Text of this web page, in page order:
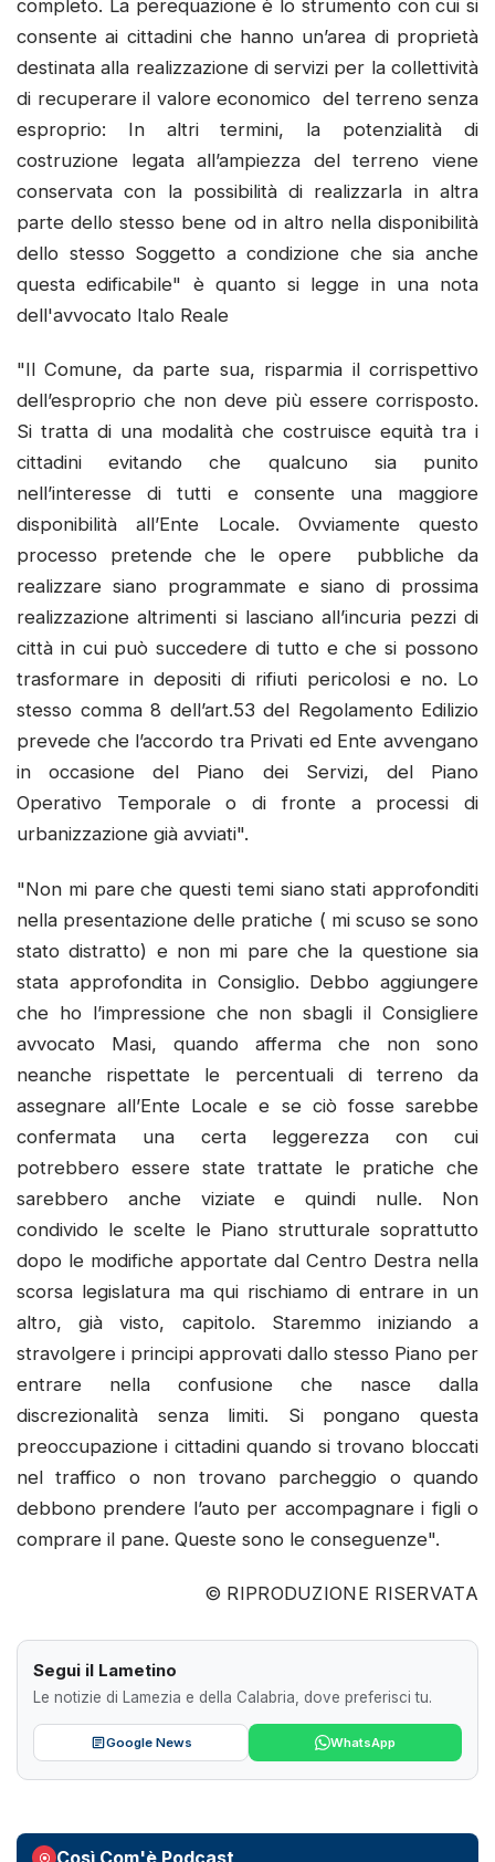
completo. La perequazione è lo strumento con cui si
consente ai cittadini che hanno un’area di proprietà
destinata alla realizzazione di servizi per la collettività
di recuperare il valore economico del terreno senza
esproprio: In altri termini, la potenzialità di
costruzione legata all’ampiezza del terreno viene
conservata con la possibilità di realizzarla in altra
parte dello stesso bene od in altro nella disponibilità
dello stesso Soggetto a condizione che sia anche
questa edificabile" è quanto si legge in una nota
dell'avvocato Italo Reale
"Il Comune, da parte sua, risparmia il corrispettivo
dell’esproprio che non deve più essere corrisposto.
Si tratta di una modalità che costruisce equità tra i
cittadini evitando che qualcuno sia punito
nell’interesse di tutti e consente una maggiore
disponibilità all’Ente Locale. Ovviamente questo
processo pretende che le opere pubbliche da
realizzare siano programmate e siano di prossima
realizzazione altrimenti si lasciano all’incuria pezzi di
città in cui può succedere di tutto e che si possono
trasformare in depositi di rifiuti pericolosi e no. Lo
stesso comma 8 dell’art.53 del Regolamento Edilizio
prevede che l’accordo tra Privati ed Ente avvengano
in occasione del Piano dei Servizi, del Piano
Operativo Temporale o di fronte a processi di
urbanizzazione già avviati".
"Non mi pare che questi temi siano stati approfonditi
nella presentazione delle pratiche ( mi scuso se sono
stato distratto) e non mi pare che la questione sia
stata approfondita in Consiglio. Debbo aggiungere
che ho l’impressione che non sbagli il Consigliere
avvocato Masi, quando afferma che non sono
neanche rispettate le percentuali di terreno da
assegnare all’Ente Locale e se ciò fosse sarebbe
confermata una certa leggerezza con cui
potrebbero essere state trattate le pratiche che
sarebbero anche viziate e quindi nulle. Non
condivido le scelte le Piano strutturale soprattutto
dopo le modifiche apportate dal Centro Destra nella
scorsa legislatura ma qui rischiamo di entrare in un
altro, già visto, capitolo. Staremmo iniziando a
stravolgere i principi approvati dallo stesso Piano per
entrare nella confusione che nasce dalla
discrezionalità senza limiti. Si pongano questa
preoccupazione i cittadini quando si trovano bloccati
nel traffico o non trovano parcheggio o quando
debbono prendere l’auto per accompagnare i figli o
comprare il pane. Queste sono le conseguenze".
© RIPRODUZIONE RISERVATA
Segui il Lametino
Le notizie di Lamezia e della Calabria, dove preferisci tu.
Google News WhatsApp